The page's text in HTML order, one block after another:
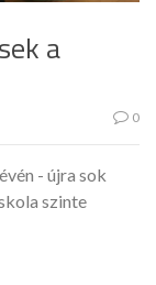
a
0
- újra sok
szinte